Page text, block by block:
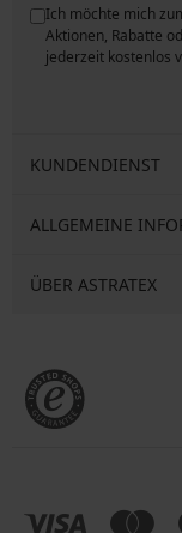
Ich möchte mich
Aktionen, Rabatte
jederzeit kostenlos
KUNDENDIENST
ALLGEMEINE
ÜBER ASTRATEX